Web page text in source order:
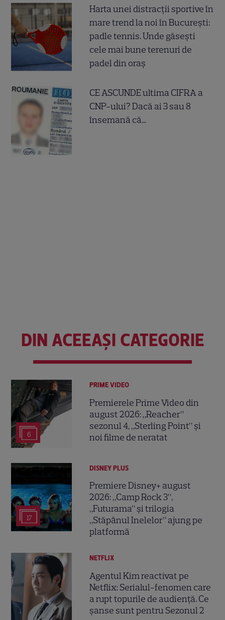
Harta unei distracții sportive în
mare trend la noi în București:
padle tennis. Unde găsești
cele mai bune terenuri de
padel din oraș
CE ASCUNDE ultima CIFRA a
CNP-ului? Dacă ai 3 sau 8
însemană că...
DIN ACEEAȘI CATEGORIE
6
PRIME VIDEO
Premierele Prime Video din
august 2026: „Reacher”
sezonul 4, „Sterling Point” și
noi filme de neratat
17
DISNEY PLUS
Premiere Disney+ august
2026: „Camp Rock 3”,
„Futurama” și trilogia
„Stăpânul Inelelor” ajung pe
platformă
NETFLIX
Agentul Kim reactivat pe
Netflix: Serialul-fenomen care
a rupt topurile de audiență. Ce
șanse sunt pentru Sezonul 2